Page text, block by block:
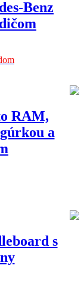
Benz
RAM,
a
s